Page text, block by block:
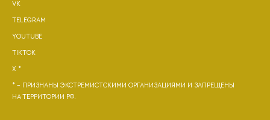
VK
TELEGRAM
YOUTUBE
TIKTOK
X *
* - ПРИЗНАНЫ ЭКСТРЕМИСТСКИМИ ОРГАНИЗАЦИЯМИ И ЗАПРЕЩЕНЫ
НА ТЕРРИТОРИИ РФ.